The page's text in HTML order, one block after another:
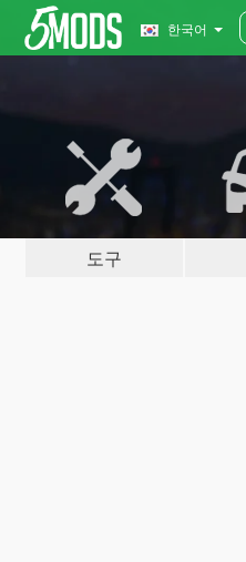
한국어
도구